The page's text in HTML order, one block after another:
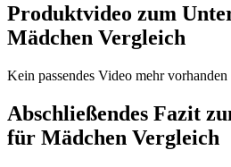
Produktvideo zum
Mädchen Vergleich
Kein passendes Video mehr vorhanden
Abschließendes Fazit
für Mädchen Vergleich